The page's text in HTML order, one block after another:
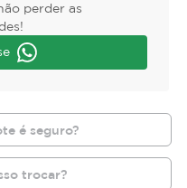
perder as
é seguro?
trocar?